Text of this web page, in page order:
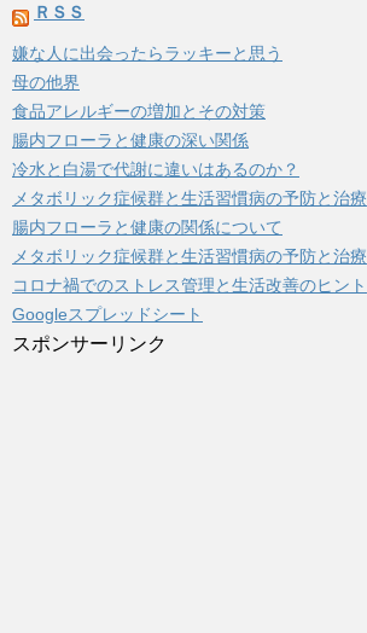
ＲＳＳ
嫌な人に出会ったらラッキーと思う
母の他界
食品アレルギーの増加とその対策
腸内フローラと健康の深い関係
冷水と白湯で代謝に違いはあるのか？
メタボリック症候群と生活習慣病の予防と治療
腸内フローラと健康の関係について
メタボリック症候群と生活習慣病の予防と治療
コロナ禍でのストレス管理と生活改善のヒント
Googleスプレッドシート
スポンサーリンク